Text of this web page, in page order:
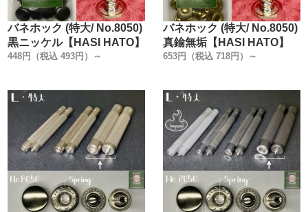
バネホック (特大/ No.8050)
黒ニッケル【HASI HATO】
448円（税込 493円）～
バネホック (特大/ No.8050)
真鍮無垢【HASI HATO】
653円（税込 718円）～